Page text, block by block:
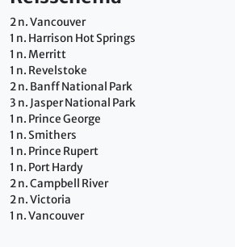
2 n. Vancouver
1 n. Harrison Hot Springs
1 n. Merritt
1 n. Revelstoke
2 n. Banff National Park
3 n. Jasper National Park
1 n. Prince George
1 n. Smithers
1 n. Prince Rupert
1 n. Port Hardy
2 n. Campbell River
2 n. Victoria
1 n. Vancouver